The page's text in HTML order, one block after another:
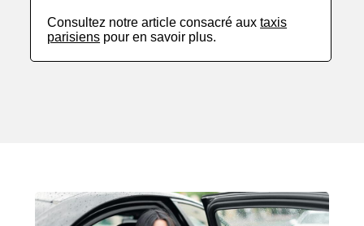
Consultez notre article consacré auxtaxis
parisiens pour en savoir plus.